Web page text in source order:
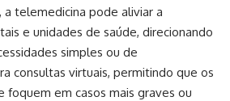
telemedicina pode aliviar a
e unidades de saúde, direcionando
simples ou de
consultas virtuais, permitindo que os
foquem em casos mais graves ou